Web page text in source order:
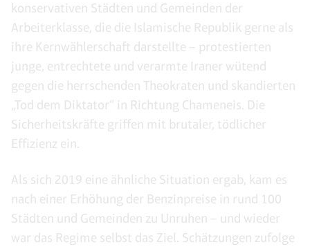
konservativen Städten und Gemeinden der
Arbeiterklasse, die die Islamische Republik gerne als
ihre Kernwählerschaft darstellte – protestierten
junge, entrechtete und verarmte Iraner wütend
gegen die herrschenden Theokraten und skandierten
„Tod dem Diktator“ in Richtung Chameneis. Die
Sicherheitskräfte griffen mit brutaler, tödlicher
Effizienz ein.
Als sich 2019 eine ähnliche Situation ergab, kam es
nach einer Erhöhung der Benzinpreise in rund 100
Städten und Gemeinden zu Unruhen – und wieder
war das Regime selbst das Ziel. Schätzungen zufolge